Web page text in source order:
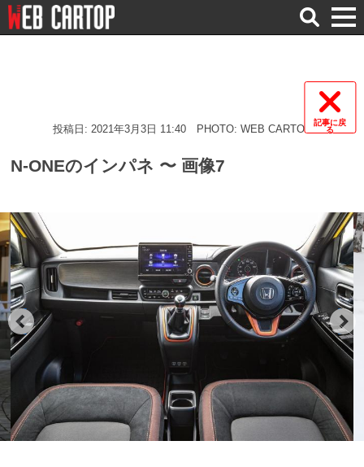
検
索
記事に戻
る
投稿日: 2021年3月3日 11:40 PHOTO: WEB CARTOP
N-ONEのインパネ 〜 画像7